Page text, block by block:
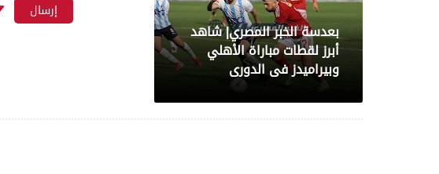
بعدسة الخبر المصري| شاهد
أبرز لقطات مباراة الزمالك و
شباب بلوزداد الجزائري فى
كأس الكونفدرالية الإفريقية